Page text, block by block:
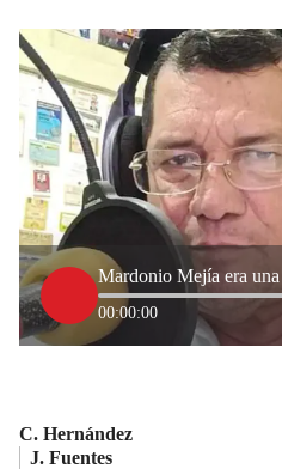
00:00:00
C. Hernández
J. Fuentes